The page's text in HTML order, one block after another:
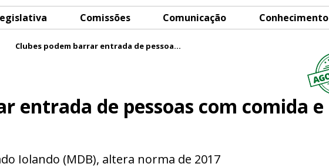
Comissões Comunicação Conhecimento
Clubes podem barrar entrada de pessoas com comida e bebida
entrada de pessoas com comida e
Iolando (MDB), altera norma de 2017